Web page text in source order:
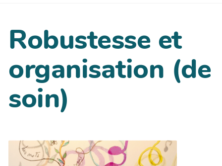
Robustesse et
organisation (de
soin)